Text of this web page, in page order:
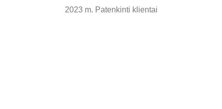
2023 m. Patenkinti klientai